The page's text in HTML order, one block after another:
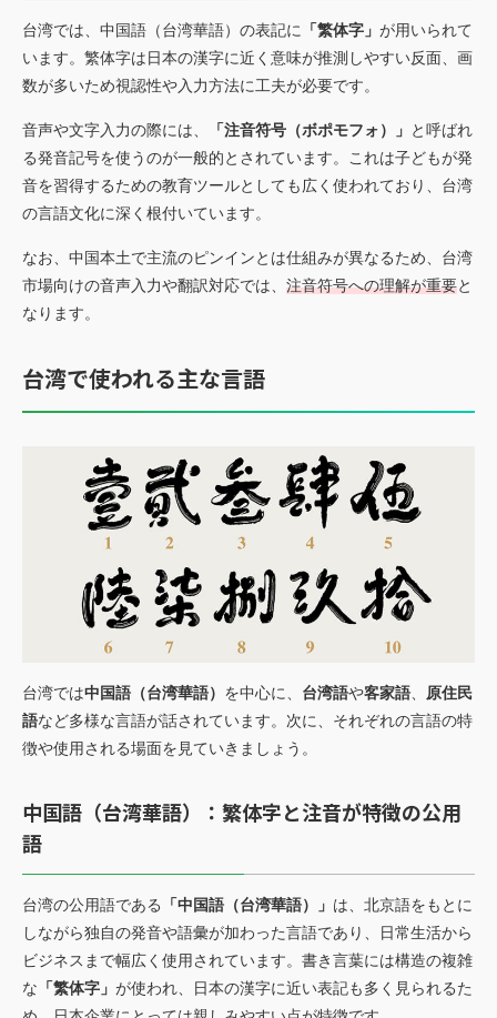
台湾では、中国語（台湾華語）の表記に 「繁体字」 が用いられて
います。繁体字は日本の漢字に近く意味が推測しやすい反面、画
数が多いため視認性や入力方法に工夫が必要です。
音声や文字入力の際には、 「注音符号（ボポモフォ）」 と呼ばれ
る発音記号を使うのが一般的とされています。これは子どもが発
音を習得するための教育ツールとしても広く使われており、台湾
の言語文化に深く根付いています。
なお、中国本土で主流のピンインとは仕組みが異なるため、台湾
市場向けの音声入力や翻訳対応では、 注音符号への理解が重要と
なります。
台湾で使われる主な言語
台湾では中国語（台湾華語） を中心に、 台湾語や客家語
原住民
語など多様な言語が話されています。次に、それぞれの言語の特
徴や使用される場面を見ていきましょう。
中国語（台湾華語）：繁体字と注音が特徴の公用
語
台湾の公用語である 「中国語（台湾華語）」 は、北京語をもとに
しながら独自の発音や語彙が加わった言語であり、日常生活から
ビジネスまで幅広く使用されています。書き言葉には構造の複雑
な 「繁体字」 が使われ、日本の漢字に近い表記も多く見られるた